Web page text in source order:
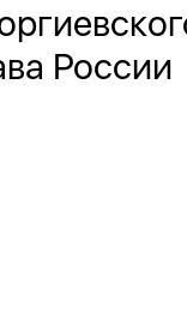
России